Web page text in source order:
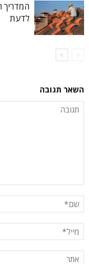
המדריך
לדעת
השאר תגובה